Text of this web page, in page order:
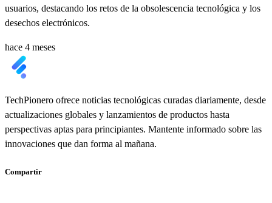
usuarios, destacando los retos de la obsolescencia tecnológica y los
desechos electrónicos.
hace 4 meses
TechPionero ofrece noticias tecnológicas curadas diariamente, desde
actualizaciones globales y lanzamientos de productos hasta
perspectivas aptas para principiantes. Mantente informado sobre las
innovaciones que dan forma al mañana.
Compartir